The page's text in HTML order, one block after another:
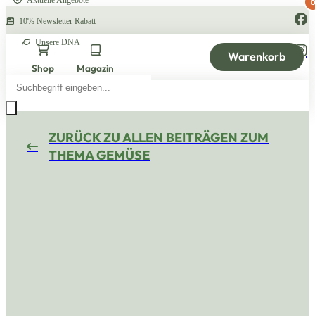
10% Newsletter Rabatt
Unsere DNA
Shop Magazin
Warenkorb
0
Products
ZURÜCK ZU ALLEN BEITRÄGEN ZUM
THEMA GEMÜSE